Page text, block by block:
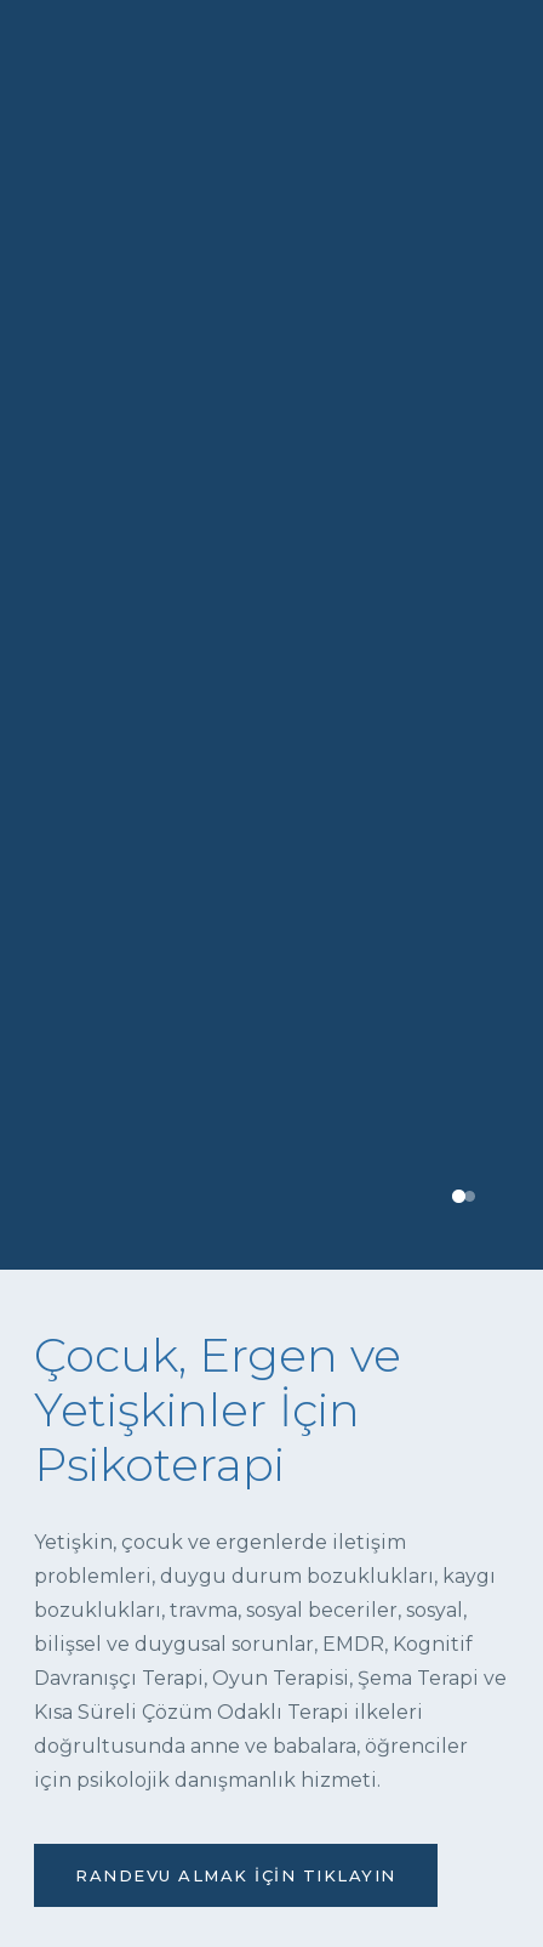
Çocuk, Ergen ve
Yetişkinler İçin
Psikoterapi
Yetişkin, çocuk ve ergenlerde iletişim
problemleri, duygu durum bozuklukları, kaygı
bozuklukları, travma, sosyal beceriler, sosyal,
bilişsel ve duygusal sorunlar, EMDR, Kognitif
Davranışçı Terapi, Oyun Terapisi, Şema Terapi ve
Kısa Süreli Çözüm Odaklı Terapi ilkeleri
doğrultusunda anne ve babalara, öğrenciler
için psikolojik danışmanlık hizmeti.
RANDEVU ALMAK İÇIN TIKLAYIN